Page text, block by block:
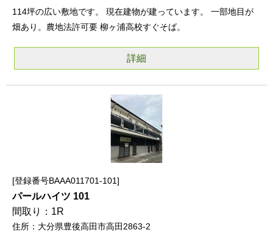
114坪の広い敷地です。 現在建物が建っています。 一部地目が
畑あり。農地法許可要 柳ヶ浦高校すぐそば。
詳細
登録番号BAAA011701-101
パールハイツ 101
1R
大分県豊後高田市高田2863-2